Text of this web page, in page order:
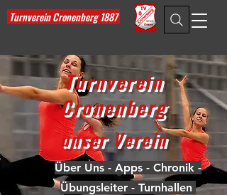
Turnverein Cronenberg 1887
Turnverein
Cronenberg
unser Verein
Über Uns- Apps- Chronik-
Übungsleiter- Turnhallen